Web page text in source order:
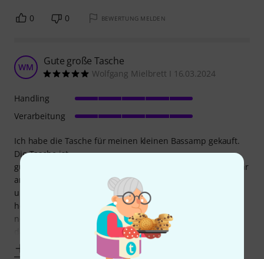
0 0 BEWERTUNG MELDEN
WM Gute große Tasche
Wolfgang Mielbrett I 16.03.2024
Ich habe die Tasche für meinen kleinen Bassamp gekauft.
Die Tasche ist
gut verarbeitet und ist groß, so dass hier noch einiges mehr
an Kleinkram reinpasst. Man könnte das große Fach noch
unterteilen. Ich habe die Trennung einfach
herausgenommen. Muß den Amp aber noch erst
noch anpassen. Vielleicht kommt die flexible Trennwand
dann noch zum Einsatz. Sie ist
Handling
Verarbeitung